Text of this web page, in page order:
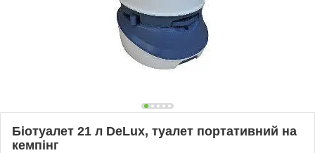
Біотуалет 21 л DeLux, туалет портативний на
кемпінг